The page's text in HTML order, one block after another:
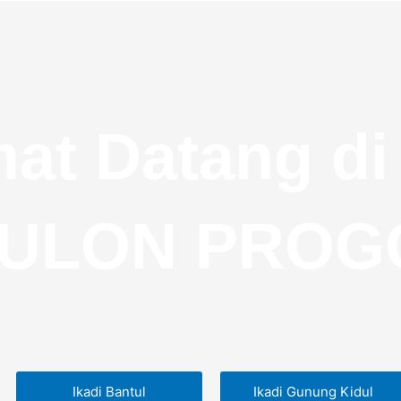
Ikadi Bantul Ikadi Gunung Kidul